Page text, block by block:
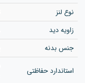
نوع لنز
زاویه دید
جنس بدنه
استاندارد حفاظتی